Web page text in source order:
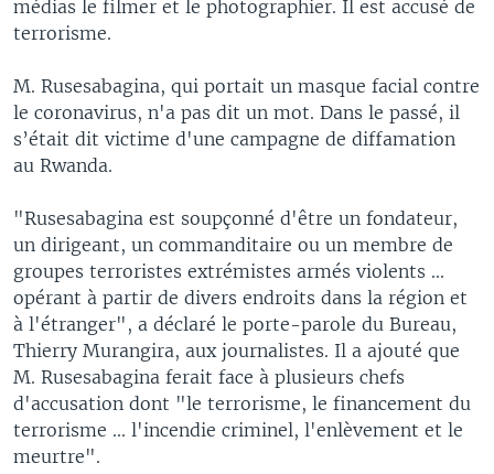
médias le filmer et le photographier. Il est accusé de
terrorisme.
M. Rusesabagina, qui portait un masque facial contre
le coronavirus, n'a pas dit un mot. Dans le passé, il
s’était dit victime d'une campagne de diffamation
au Rwanda.
"Rusesabagina est soupçonné d'être un fondateur,
un dirigeant, un commanditaire ou un membre de
groupes terroristes extrémistes armés violents ...
opérant à partir de divers endroits dans la région et
à l'étranger", a déclaré le porte-parole du Bureau,
Thierry Murangira, aux journalistes. Il a ajouté que
M. Rusesabagina ferait face à plusieurs chefs
d'accusation dont "le terrorisme, le financement du
terrorisme ... l'incendie criminel, l'enlèvement et le
meurtre".